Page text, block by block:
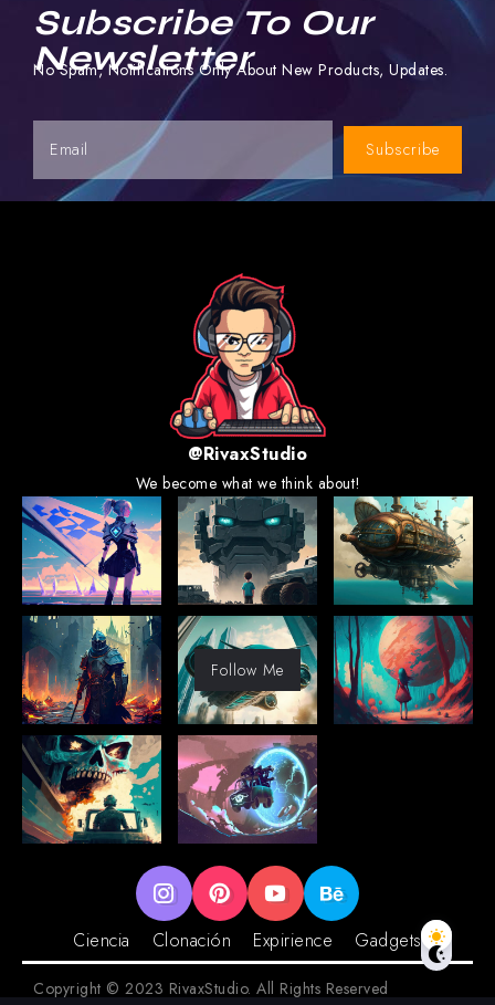
Subscribe To Our
Newsletter
No Spam, Notifications Only About New Products, Updates.
Subscribe
@RivaxStudio
We become what we think about!
Follow Me
Ciencia Clonación Expirience Gadgets
Copyright © 2023 RivaxStudio. All Rights Reserved